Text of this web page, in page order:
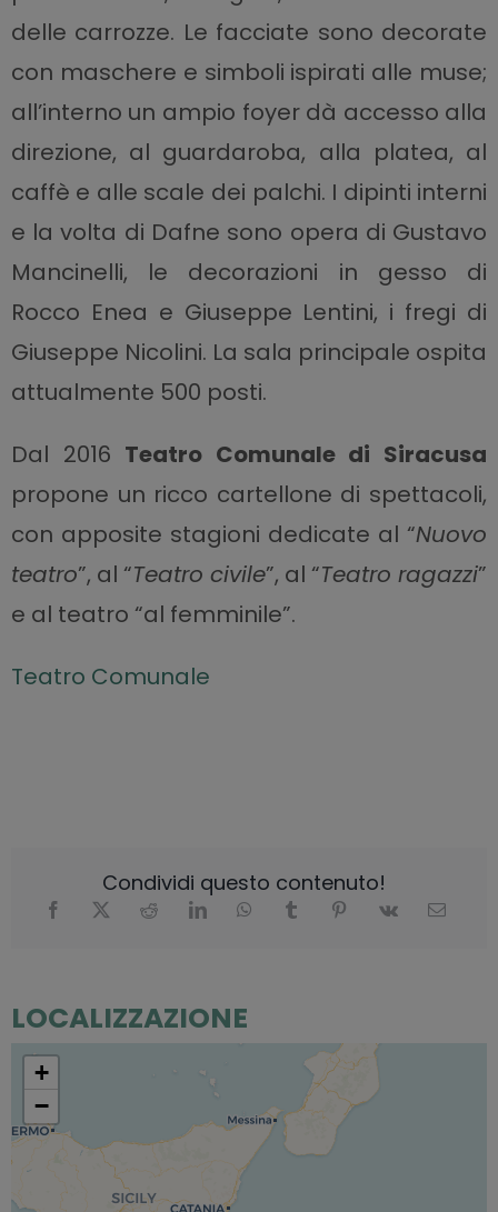
delle carrozze. Le facciate sono decorate
con maschere e simboli ispirati alle muse;
all’interno un ampio foyer dà accesso alla
direzione, al guardaroba, alla platea, al
caffè e alle scale dei palchi. I dipinti interni
e la volta di Dafne sono opera di Gustavo
Mancinelli, le decorazioni in gesso di
Rocco Enea e Giuseppe Lentini, i fregi di
Giuseppe Nicolini. La sala principale ospita
attualmente 500 posti.
Dal 2016 Teatro Comunale di Siracusa
propone un ricco cartellone di spettacoli,
con apposite stagioni dedicate al “Nuovo
teatro”, al “Teatro civile”, al “Teatro ragazzi”
e al teatro “al femminile”.
Teatro Comunale
Condividi questo contenuto!
LOCALIZZAZIONE
+
−